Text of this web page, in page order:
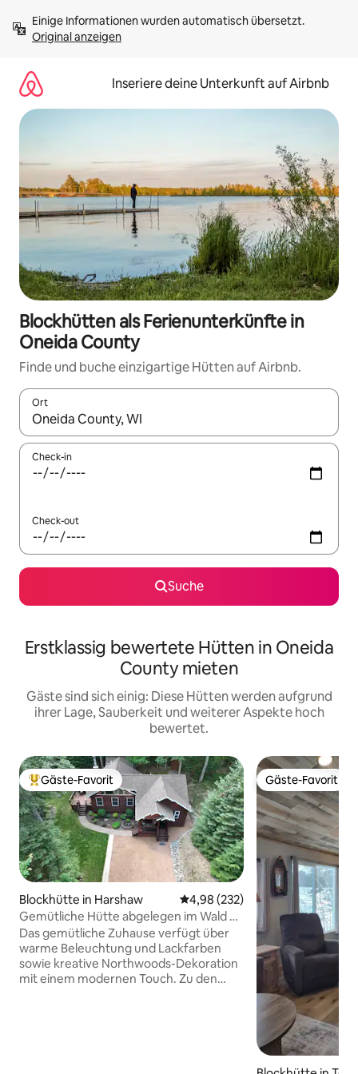
Inhalten
springenOriginal anzeigen
Inseriere deine Unterkunft auf Airbnb
Blockhütten als Ferienunterkünfte in
Oneida County
Finde und buche einzigartige Hütten auf Airbnb.
Ort
Wenn Ergebnisse verfügbar sind, navigiere mit den
Check-in
Check-out
Suche
Erstklassig bewertete Hütten in Oneida
County mieten
Gäste sind sich einig: Diese Hütten werden aufgrund
ihrer Lage, Sauberkeit und weiterer Aspekte hoch
bewertet.
Beliebter Gäste-Favorit.
Gäste-Favorit
Blockhütte in Harshaw Durchschnittliche Bewertung:
4,98 (232)
Gemütliche Hütte abgelegen im Wald –
reichlich Natur!
Das gemütliche Zuhause verfügt über
warme Beleuchtung und Lackfarben
sowie kreative Northwoods-Dekoration
mit einem modernen Touch. Zu den
Gäste-Favorit
Gäste-Favorit